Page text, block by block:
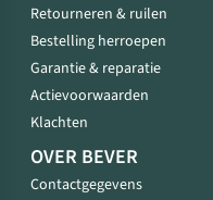
Retourneren & ruilen
Bestelling herroepen
Garantie & reparatie
Actievoorwaarden
Klachten
OVER BEVER
Contactgegevens